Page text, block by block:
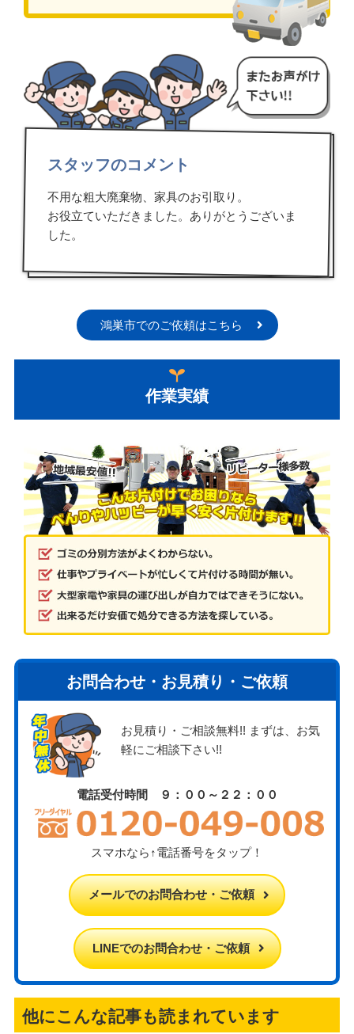
スタッフのコメント
不用な粗大廃棄物、家具のお引取り。
お役立ていただきました。ありがとうございま
した。
鴻巣市でのご依頼はこちら
作業実績
お問合わせ・お見積り・ご依頼
お見積り・ご相談無料!! まずは、お気
軽にご相談下さい!!
電話受付時間 ９：００～２２：００
スマホなら↑電話番号をタップ！
メールでのお問合わせ・ご依頼
LINEでのお問合わせ・ご依頼
他にこんな記事も読まれています